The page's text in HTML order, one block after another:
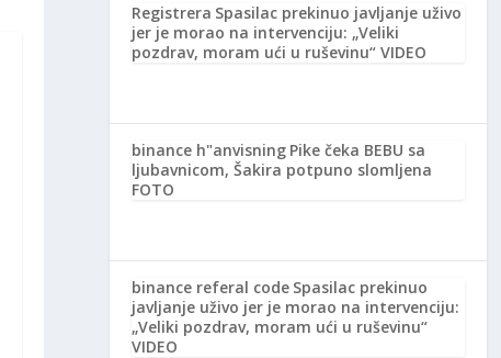
Registrera Spasilac prekinuo javljanje uživo
jer je morao na intervenciju: „Veliki
pozdrav, moram ući u ruševinu“ VIDEO
binance h"anvisning Pike čeka BEBU sa
ljubavnicom, Šakira potpuno slomljena
FOTO
binance referal code Spasilac prekinuo
javljanje uživo jer je morao na intervenciju:
„Veliki pozdrav, moram ući u ruševinu“
VIDEO